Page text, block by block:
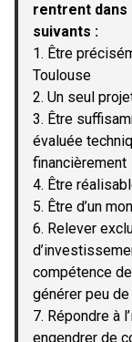
rentrent dans
suivants :
1. Être
Toulouse
2. Un seul
3. Être
évaluée
financièrement
4. Être
5. Être d’un
6. Relever
compétence
générer peu
7. Répondre à
engendrer de